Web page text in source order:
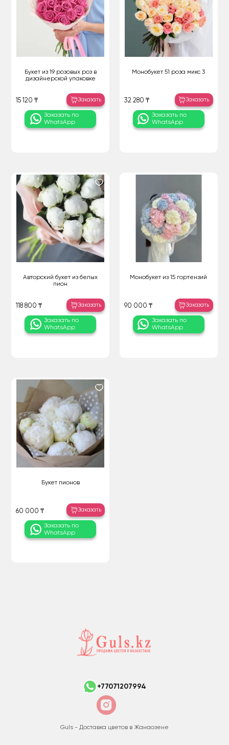
Букет из 19 розовых роз в
дизайнерской упаковке
15 120 ₸ Заказать
Заказать по
WhatsApp
Монобукет 51 роза микс 3
32 280 ₸ Заказать
Заказать по
WhatsApp
Авторский букет из белых
пион
118 800 ₸ Заказать
Заказать по
WhatsApp
Монобукет из 15 гортензий
90 000 ₸ Заказать
Заказать по
WhatsApp
Букет пионов
60 000 ₸ Заказать
Заказать по
WhatsApp
+77071207994
Guls - Доставка цветов в Жанаозене